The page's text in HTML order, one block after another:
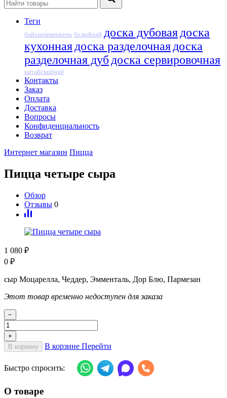
Теги
байхаоиньчжень белыйчай доска дубовая доска
кухонная доска разделочная доска
разделочная дуб доска сервировочная
китайскийчай
Контакты
Заказ
Оплата
Доставка
Вопросы
Конфиденциальность
Возврат
Интернет магазин Пицца
Пицца четыре сыра
Обзор
Отзывы 0
1 080 ₽
0 ₽
сыр Моцарелла, Чеддер, Эмменталь, Дор Блю, Пармезан
Этот товар временно недоступен для заказа
−
+
В корзину
В корзине Перейти
Быстро спросить:
О товаре